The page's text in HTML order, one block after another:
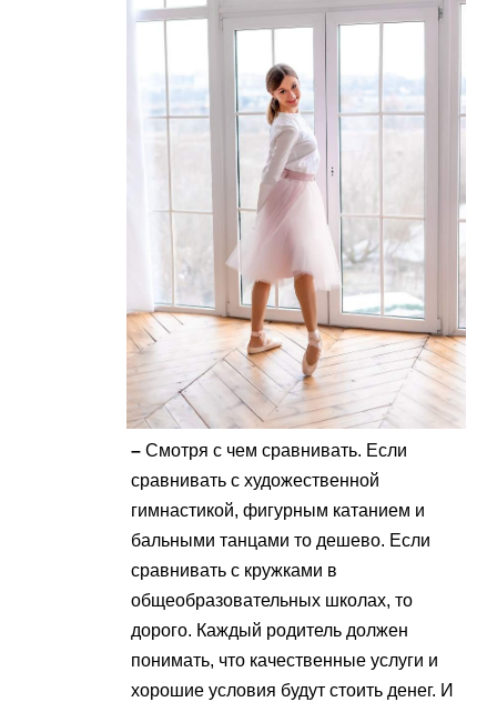
–Смотря с чем сравнивать. Если
сравнивать с художественной
гимнастикой, фигурным катанием и
бальными танцами то дешево. Если
сравнивать с кружками в
общеобразовательных школах, то
дорого. Каждый родитель должен
понимать, что качественные услуги и
хорошие условия будут стоить денег. И